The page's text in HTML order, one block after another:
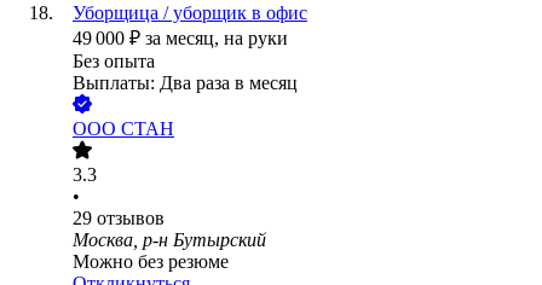
Уборщица / уборщик в офис
49 000 ₽ за месяц, на руки
Без опыта
Выплаты: Два раза в месяц
ООО СТАН
3.3
•
29 отзывов
Москва, р-н Бутырский
Можно без резюме